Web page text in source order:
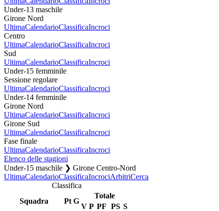
Under-13 maschile
Girone Nord
UltimaCalendarioClassificaIncroci
Centro
UltimaCalendarioClassificaIncroci
Sud
UltimaCalendarioClassificaIncroci
Under-15 femminile
Sessione regolare
UltimaCalendarioClassificaIncroci
Under-14 femminile
Girone Nord
UltimaCalendarioClassificaIncroci
Girone Sud
UltimaCalendarioClassificaIncroci
Fase finale
UltimaCalendarioClassificaIncroci
Elenco delle stagioni
Under-15 maschile ❯ Girone Centro-Nord
UltimaCalendarioClassificaIncrociArbitriCerca
Classifica
Squadra
Pt G
Totale
V P PF PS S